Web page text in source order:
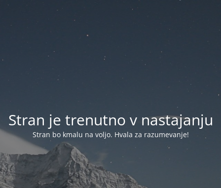
Stran je trenutno v nastajanju
Stran bo kmalu na voljo. Hvala za razumevanje!